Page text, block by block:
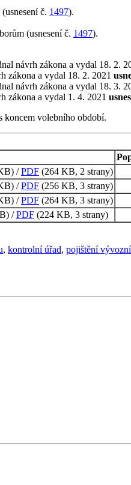
(usnesení č. 1497).
(usnesení č. 1497).
návrh zákona a vydal 18. 2.
zákona a vydal 18. 2. 2021
návrh zákona a vydal 18. 3.
zákona a vydal 1. 4. 2021
koncem volebního období.
/PDF (264 KB, 2 strany)
/PDF (256 KB, 3 strany)
/PDF (264 KB, 3 strany)
/PDF (224 KB, 3 strany)
, kontrolní úřad, pojištění